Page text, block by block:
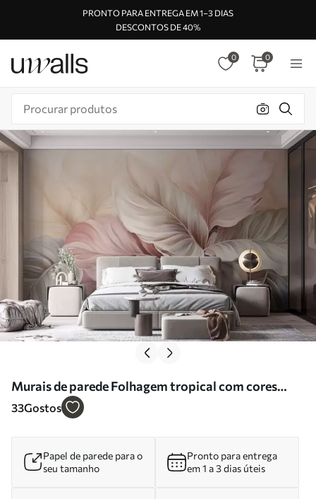
PRONTO PARA ENTREGA EM 1–3 DIAS
DESCONTOS DE 40%
0 0
Murais de parede Folhagem tropical com cores
cintilantes Nr. w03597
33Gostos
Papel de parede para o
seu tamanho
Pronto para entrega
em 1 a 3 dias úteis